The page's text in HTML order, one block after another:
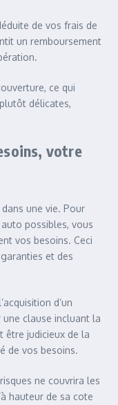
de vos frais de
un remboursement
ce qui
délicates,
votre
une vie. Pour
possibles, vous
vos besoins. Ceci
et des
d’un
clause incluant la
être judicieux de la
de vos besoins.
ne couvrira les
hauteur de sa cote